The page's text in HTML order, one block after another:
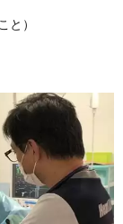
と）